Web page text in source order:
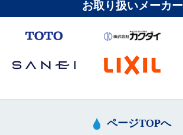
お取り扱いメーカー
ページTOPへ